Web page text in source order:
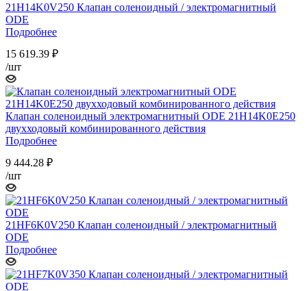
21H14K0V250 Клапан соленоидный / электромагнитный
ODE
Подробнее
15 619.39 ₽
/шт
Клапан соленоидный электромагнитный ODE 21H14K0E250
двухходовый комбинированного действия
Подробнее
9 444.28 ₽
/шт
21HF6K0V250 Клапан соленоидный / электромагнитный
ODE
Подробнее